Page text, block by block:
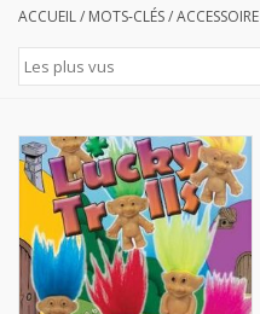
Boîtes de récompense
Nouveau
Prix
Op de speelplaats
ACCUEIL/ MOTS-CLÉS/ACCESSOIRE